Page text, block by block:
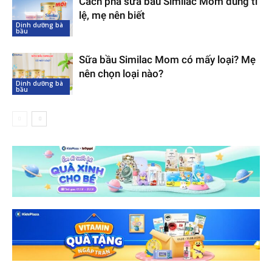
Dinh dưỡng bà
bầu
lệ, mẹ nên biết
Dinh dưỡng bà
bầu
Sữa bầu Similac Mom có mấy loại? Mẹ
nên chọn loại nào?